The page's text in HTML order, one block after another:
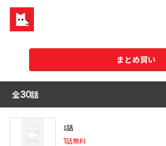
まとめ買い
全30話
1話
1話無料